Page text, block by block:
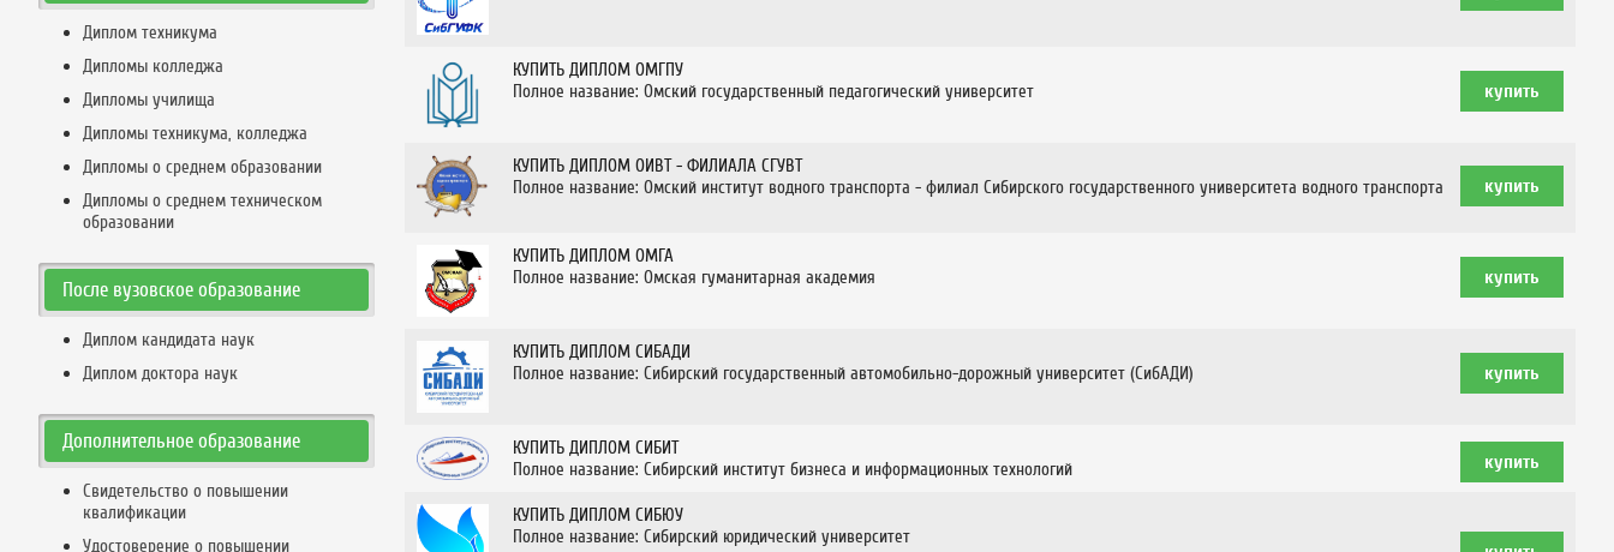
КУПИТЬ ДИПЛОМ ОМГПУ
Полное название: Омский государственный педагогический университет
КУПИТЬ ДИПЛОМ ОИВТ - ФИЛИАЛА СГУВТ
Полное название: Омский институт водного транспорта - филиал Сибирского государственного университета водного транспорта
КУПИТЬ ДИПЛОМ ОМГА
Полное название: Омская гуманитарная академия
КУПИТЬ ДИПЛОМ СИБАДИ
Полное название: Сибирский государственный автомобильно-дорожный университет (СибАДИ)
КУПИТЬ ДИПЛОМ СИБИТ
Полное название: Сибирский институт бизнеса и информационных технологий
КУПИТЬ ДИПЛОМ СИБЮУ
Полное название: Сибирский юридический университет
Диплом техникума
Дипломы колледжа
Дипломы училища
Дипломы техникума, колледжа
Дипломы о среднем образовании
Дипломы о среднем техническом
образовании
После вузовское образование
Диплом кандидата наук
Диплом доктора наук
Дополнительное образование
Свидетельство о повышении
квалификации
Удостоверение о повышении